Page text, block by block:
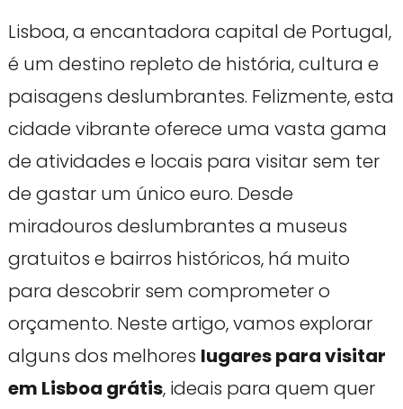
Lisboa, a encantadora capital de Portugal,
é um destino repleto de história, cultura e
paisagens deslumbrantes. Felizmente, esta
cidade vibrante oferece uma vasta gama
de atividades e locais para visitar sem ter
de gastar um único euro. Desde
miradouros deslumbrantes a museus
gratuitos e bairros históricos, há muito
para descobrir sem comprometer o
orçamento. Neste artigo, vamos explorar
alguns dos melhores lugares para visitar
em Lisboa grátis, ideais para quem quer